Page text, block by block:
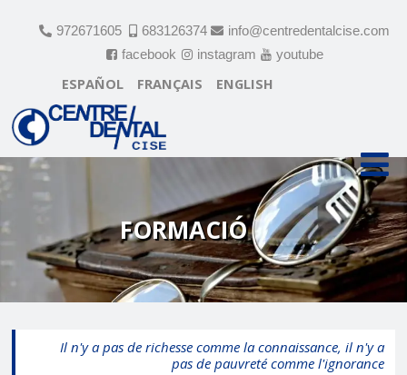
972671605 683126374
info@centredentalcise.com
facebook
instagram youtube
ESPAÑOL FRANÇAIS ENGLISH
FORMACIÓ
Il n'y a pas de richesse comme la connaissance, il n'y a
pas de pauvreté comme l'ignorance